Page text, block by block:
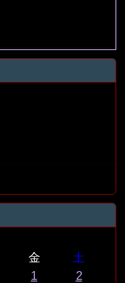
金
土
1
2